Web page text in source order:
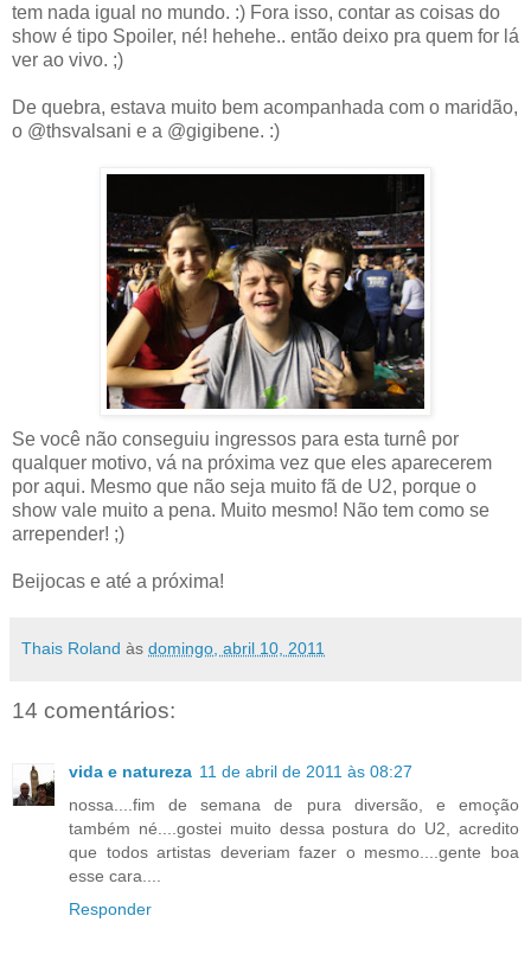
tem nada igual no mundo. :) Fora isso, contar as coisas do
show é tipo Spoiler, né! hehehe.. então deixo pra quem for lá
ver ao vivo. ;)
De quebra, estava muito bem acompanhada com o maridão,
o @thsvalsani e a @gigibene. :)
Se você não conseguiu ingressos para esta turnê por
qualquer motivo, vá na próxima vez que eles aparecerem
por aqui. Mesmo que não seja muito fã de U2, porque o
show vale muito a pena. Muito mesmo! Não tem como se
arrepender! ;)
Beijocas e até a próxima!
Thais Roland às domingo, abril 10, 2011
14 comentários:
vida e natureza 11 de abril de 2011 às 08:27
nossa....fim de semana de pura diversão, e emoção
também né....gostei muito dessa postura do U2, acredito
que todos artistas deveriam fazer o mesmo....gente boa
esse cara....
Responder